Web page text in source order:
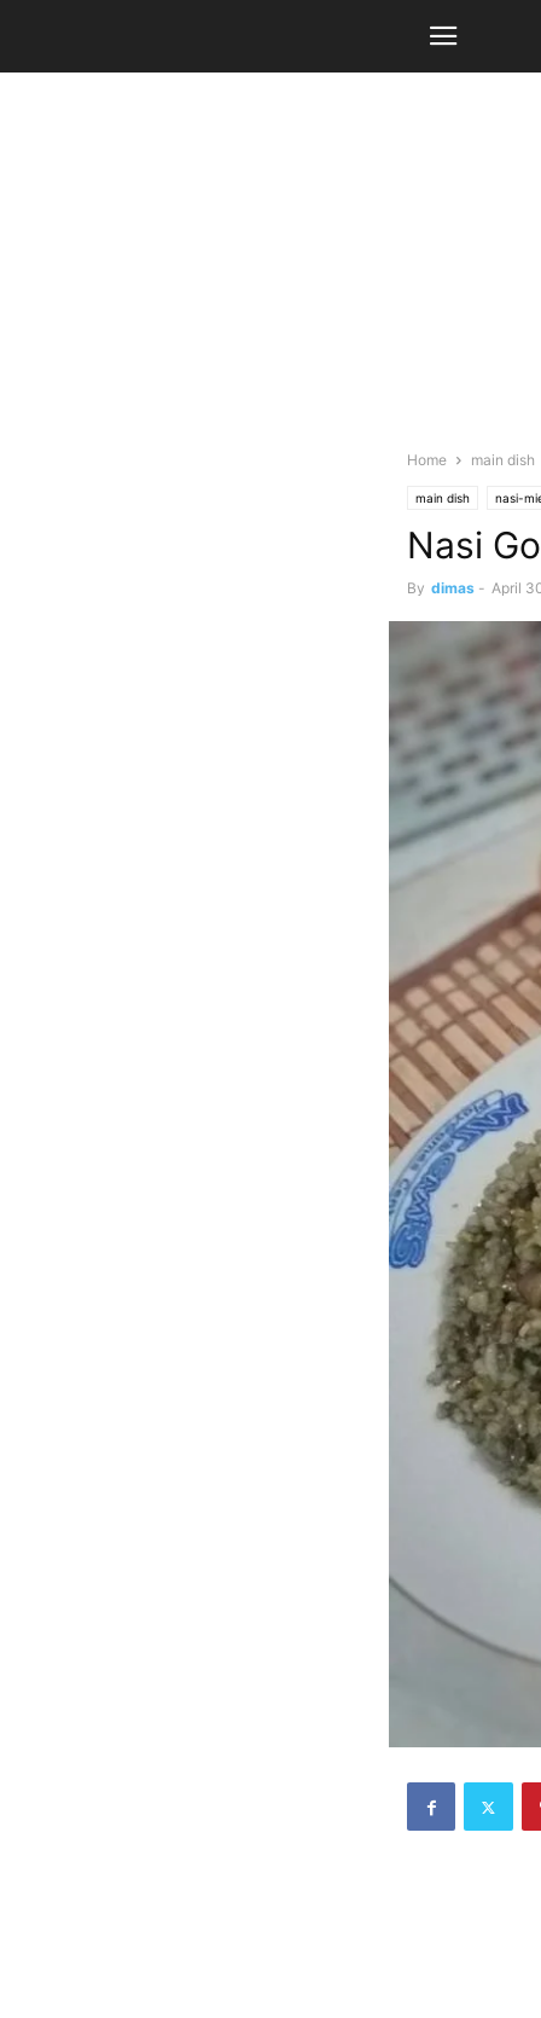
Home main dish
main dish nasi-
Nasi
By dimas - April